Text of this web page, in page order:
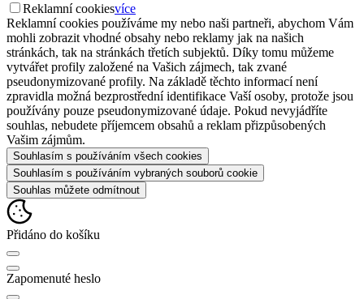
Reklamní cookiesvíce
Reklamní cookies používáme my nebo naši partneři, abychom Vám
mohli zobrazit vhodné obsahy nebo reklamy jak na našich
stránkách, tak na stránkách třetích subjektů. Díky tomu můžeme
vytvářet profily založené na Vašich zájmech, tak zvané
pseudonymizované profily. Na základě těchto informací není
zpravidla možná bezprostřední identifikace Vaší osoby, protože jsou
používány pouze pseudonymizované údaje. Pokud nevyjádříte
souhlas, nebudete příjemcem obsahů a reklam přizpůsobených
Vašim zájmům.
Souhlasím s používáním všech cookies
Souhlasím s používáním vybraných souborů cookie
Souhlas můžete odmítnout
Přidáno do košíku
Zapomenuté heslo